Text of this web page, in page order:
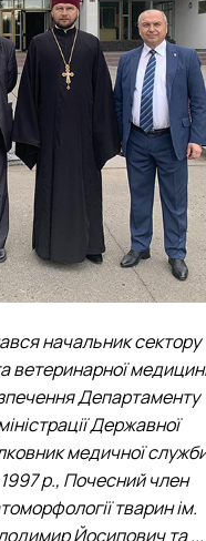
начальник сектору
ветеринарної
Департаменту
Державної
медичної
р., Почесний член
тварин ім.
Йосипович та ...